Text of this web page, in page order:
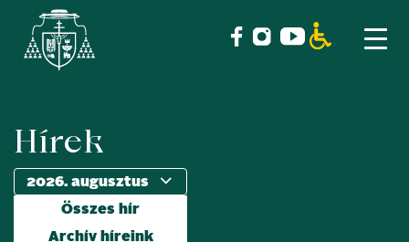
Skip
content
Hírek
Összes hír
Archív híreink